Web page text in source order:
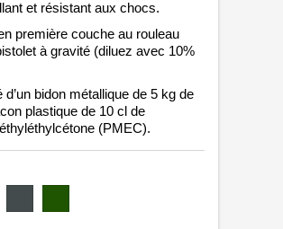
et résistant aux chocs.
première couche au rouleau
à gravité (diluez avec 10%
d’un bidon métallique de 5 kg de
plastique de 10 cl de
(PMEC).
foncé 6020